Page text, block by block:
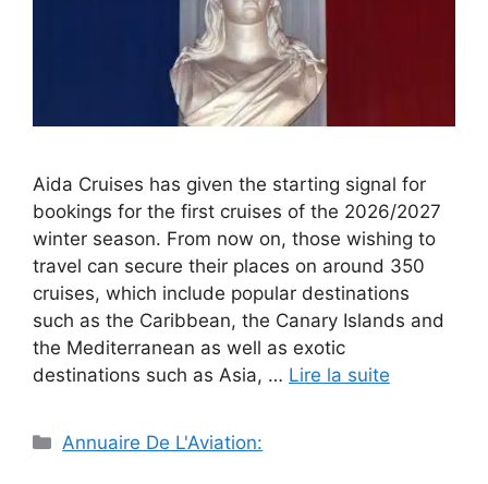
Aida Cruises has given the starting signal for
bookings for the first cruises of the 2026/2027
winter season. From now on, those wishing to
travel can secure their places on around 350
cruises, which include popular destinations
such as the Caribbean, the Canary Islands and
the Mediterranean as well as exotic
destinations such as Asia, … Lire la suite
Catégories
Annuaire De L'Aviation: